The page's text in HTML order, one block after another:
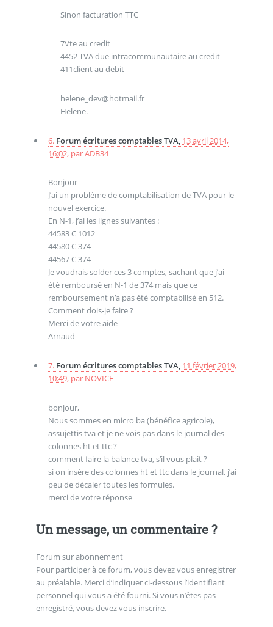
Sinon facturation TTC
7Vte au credit
4452 TVA due intracommunautaire au credit
411client au debit
helene_dev@hotmail.fr
Helene.
6. Forum écritures comptables TVA, 13 avril 2014,
16:02, parADB34
Bonjour
J’ai un problème de comptabilisation de TVA pour le
nouvel exercice.
En N-1, j’ai les lignes suivantes :
44583 C 1012
44580 C 374
44567 C 374
Je voudrais solder ces 3 comptes, sachant que j’ai
été remboursé en N-1 de 374 mais que ce
remboursement n’a pas été comptabilisé en 512.
Comment dois-je faire ?
Merci de votre aide
Arnaud
7. Forum écritures comptables TVA, 11 février 2019,
10:49, par NOVICE
bonjour,
Nous sommes en micro ba (bénéfice agricole),
assujettis tva et je ne vois pas dans le journal des
colonnes ht et ttc ?
comment faire la balance tva, s’il vous plait ?
si on insère des colonnes ht et ttc dans le journal, j’ai
peu de décaler toutes les formules.
merci de votre réponse
Un message, un commentaire ?
Forum sur abonnement
Pour participer à ce forum, vous devez vous enregistrer
au préalable. Merci d’indiquer ci-dessous l’identifiant
personnel qui vous a été fourni. Si vous n’êtes pas
enregistré, vous devez vous inscrire.